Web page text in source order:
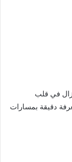
في قلب
دقيقة بمسارات